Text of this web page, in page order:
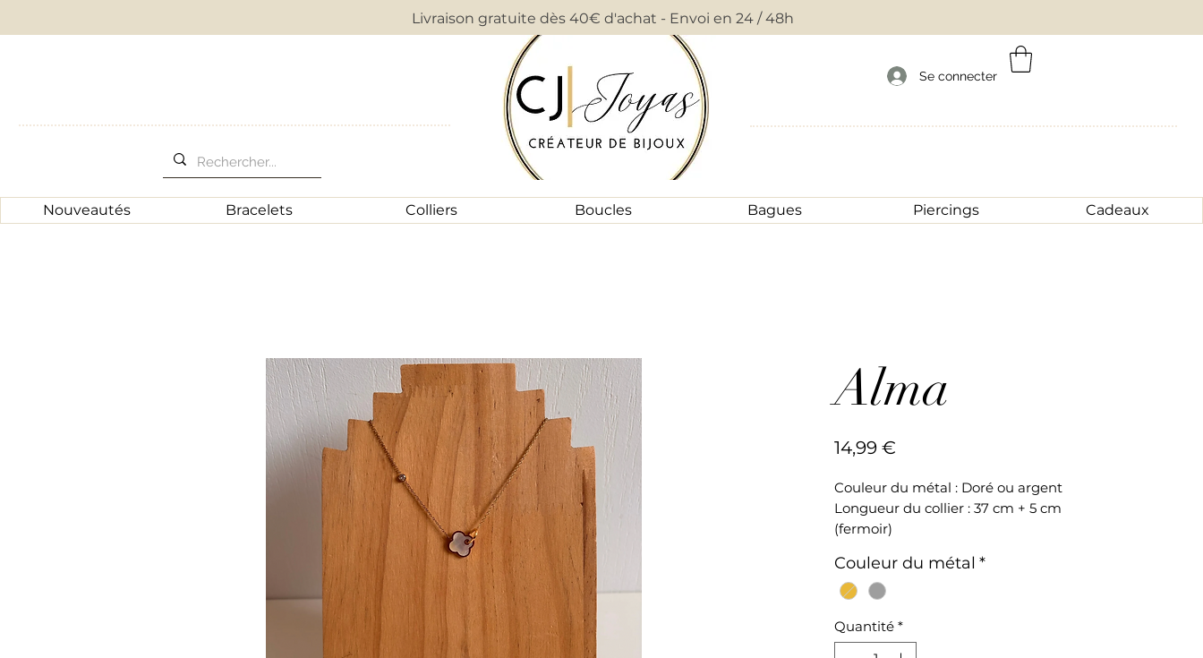
Livraison gratuite dès 40€ d'achat - Envoi en 24 / 48h
Se connecter
Nouveautés Bracelets Colliers Boucles Bagues Piercings Cadeaux
Alma
14,99 €
Couleur du métal : Doré ou argent
Longueur du collier : 37 cm + 5 cm
(fermoir)
Collier ajustable en acier inoxydable
Couleur du métal *
Quantité *